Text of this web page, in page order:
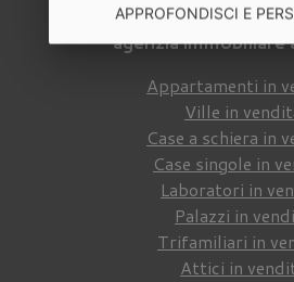
Cerca tra gliimmobili in
agenzia immobiliare
Appartamenti in
Ville in
Case a schiera in
Case singole in
Laboratori in
Palazzi in
Trifamiliari in
Attici in
APPROFONDISCI E